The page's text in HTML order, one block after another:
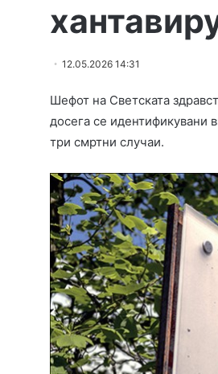
12.05.2026 14:31
Шефот на Светската
досега се идентификувани
три смртни случаи.